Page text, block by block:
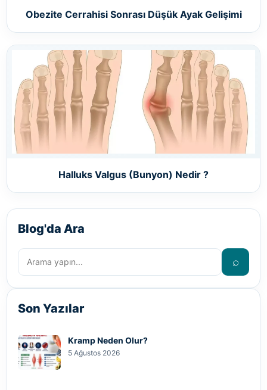
Obezite Cerrahisi Sonrası Düşük Ayak Gelişimi
Halluks Valgus (Bunyon) Nedir ?
Blog'da Ara
⌕
Son Yazılar
Kramp Neden Olur?
5 Ağustos 2026